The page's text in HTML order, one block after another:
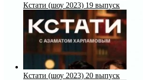
Кстати (шоу 2023) 19 выпуск
Кстати (шоу 2023) 20 выпуск